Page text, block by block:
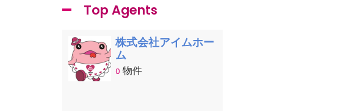
Top Agents
株式会社アイムホー
ム
0 物件